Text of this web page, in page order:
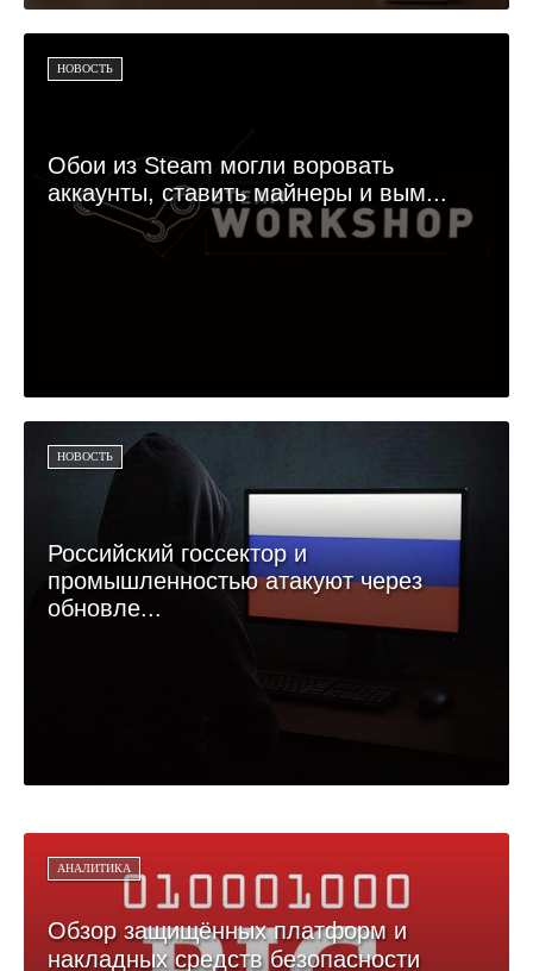
НОВОСТЬ
Обои из Steam могли воровать
аккаунты, ставить майнеры и вым...
НОВОСТЬ
Российский госсектор и
промышленностью атакуют через
обновле...
АНАЛИТИКА
Обзор защищённых платформ и
накладных средств безопасности